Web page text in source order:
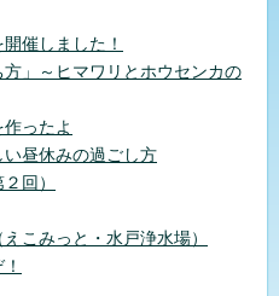
催しました！
」～ヒマワリとホウセンカの
ったよ
昼休みの過ごし方
回）
こみっと・水戸浄水場）